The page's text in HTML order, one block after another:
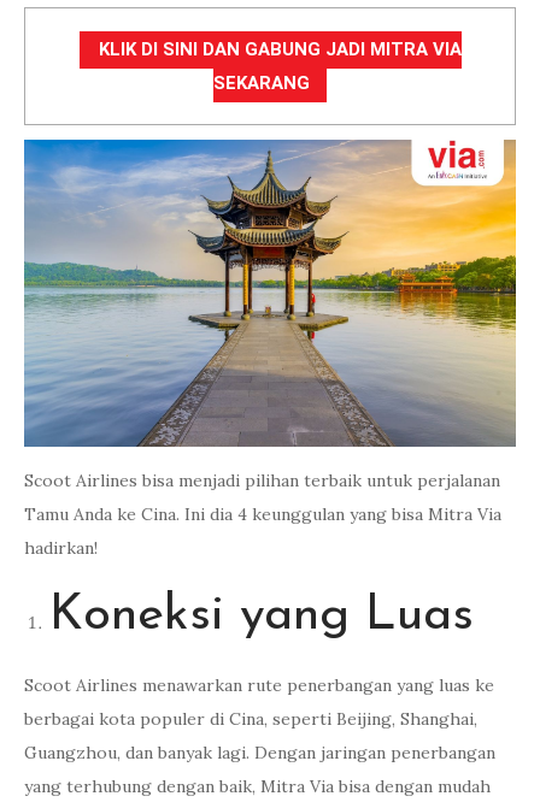
KLIK DI SINI DAN GABUNG JADI MITRA VIA
SEKARANG
Scoot Airlines bisa menjadi pilihan terbaik untuk perjalanan
Tamu Anda ke Cina. Ini dia 4 keunggulan yang bisa Mitra Via
hadirkan!
Koneksi yang Luas
Scoot Airlines menawarkan rute penerbangan yang luas ke
berbagai kota populer di Cina, seperti Beijing, Shanghai,
Guangzhou, dan banyak lagi. Dengan jaringan penerbangan
yang terhubung dengan baik, Mitra Via bisa dengan mudah